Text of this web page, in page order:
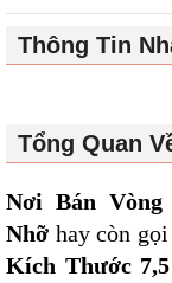
Thông Tin
Tổng Quan
Nơi Bán
Nhỡ hay còn
Kích Thước